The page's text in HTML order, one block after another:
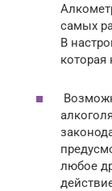
самых
В
любое